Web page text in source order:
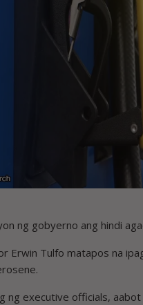
ng gobyerno ang hindi
Erwin Tulfo matapos na
ng executive officials,